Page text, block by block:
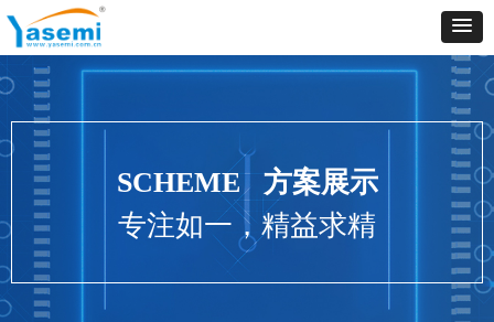
SCHEME 方案展示
专注如一，精益求精